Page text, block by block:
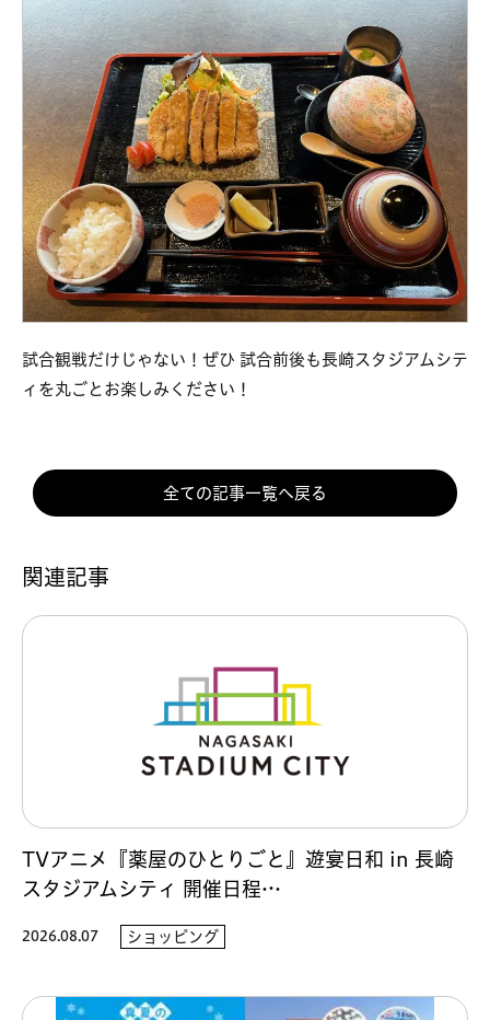
試合観戦だけじゃない！ぜひ 試合前後も長崎スタジアムシテ
ィを丸ごとお楽しみください！
全ての記事一覧へ戻る
関連記事
TVアニメ『薬屋のひとりごと』遊宴日和 in 長崎
スタジアムシティ 開催日程…
2026.08.07 ショッピング